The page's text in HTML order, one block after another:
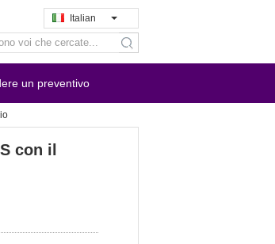
Italian
search
un preventivo
con il